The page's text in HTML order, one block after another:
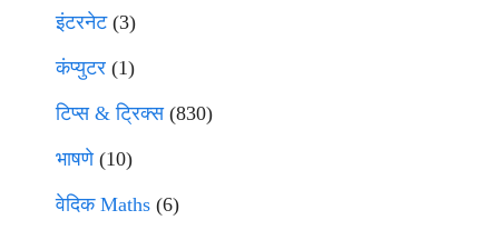
इंटरनेट(3)
कंप्युटर (1)
टिप्स & ट्रिक्स(830)
भाषणे(10)
वेदिक Maths (6)